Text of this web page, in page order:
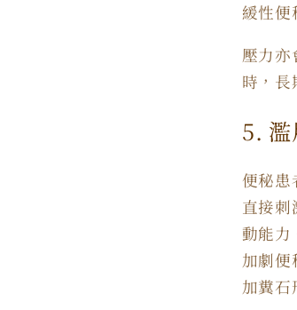
緩性便
壓力
時，長
5.
便秘
直接
動能力
加劇
加糞石